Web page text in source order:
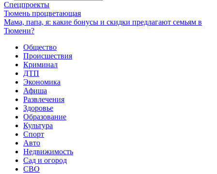
Спецпроекты
Тюмень процветающая
Мама, папа, я: какие бонусы и скидки предлагают семьям в
Тюмени?
Общество
Происшествия
Криминал
ДТП
Экономика
Афиша
Развлечения
Здоровье
Образование
Культура
Спорт
Авто
Недвижимость
Сад и огород
СВО